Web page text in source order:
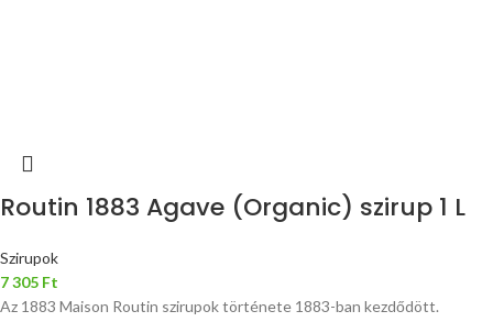
Routin 1883 Agave (Organic) szirup 1 L
Szirupok
7 305 Ft
Az 1883 Maison Routin szirupok története 1883-ban kezdődött.